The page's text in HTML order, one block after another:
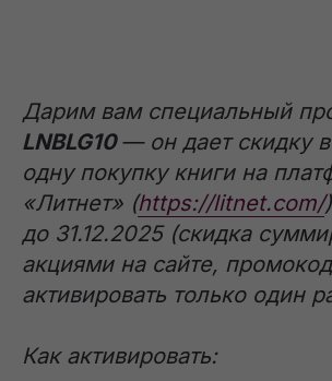
Дарим вам специальный
LNBLG10— он дает скидку
одну покупку книги на
«Литнет» (https://litnet.com/
до 31.12.2025 (скидка
акциями на сайте,
активировать только один
Как активировать: